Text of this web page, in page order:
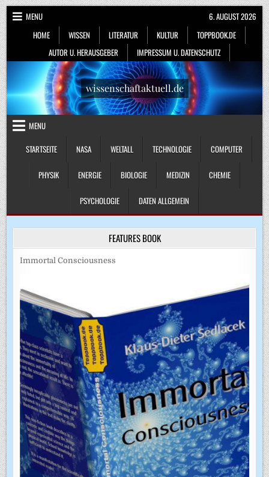
Skip
to
content
MENU
HOME
WISSEN LITERATUR KULTUR
TOPPBOOK.DE
AUTOR U. HERAUSGEBER
IMPRESSUM U. DATENSCHUTZ
6. AUGUST 2026
wissenschaftaktuell.de
MENU
STARTSEITE
NASA WELTALL TECHNOLOGIE COMPUTER
PHYSIK ENERGIE BIOLOGIE MEDIZIN CHEMIE
PSYCHOLOGIE DATEN ALLGEMEIN
FEATURES BOOK
Immortal Consciousness